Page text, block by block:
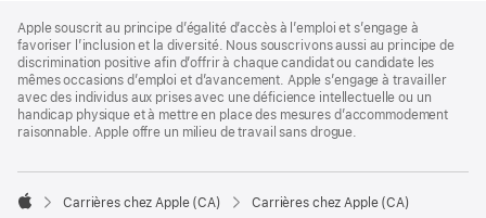
Footer
Apple souscrit au principe d’égalité d’accès à l’emploi et s’engage à
favoriser l’inclusion et la diversité. Nous souscrivons aussi au principe de
discrimination positive afin d’offrir à chaque candidat ou candidate les
mêmes occasions d’emploi et d’avancement. Apple s’engage à travailler
avec des individus aux prises avec une déficience intellectuelle ou un
handicap physique et à mettre en place des mesures d’accommodement
raisonnable. Apple offre un milieu de travail sans drogue.

Carrières chez Apple (CA) Carrières chez Apple (CA)